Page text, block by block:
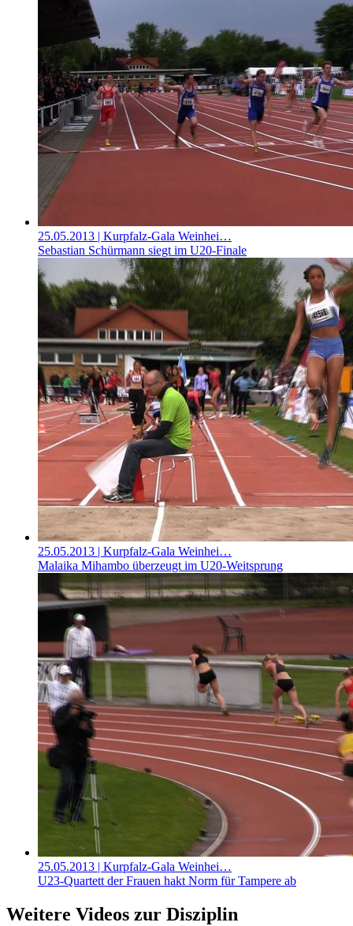
25.05.2013 | Kurpfalz-Gala Weinhei…
Sebastian Schürmann siegt im U20-Finale
25.05.2013 | Kurpfalz-Gala Weinhei…
Malaika Mihambo überzeugt im U20-Weitsprung
25.05.2013 | Kurpfalz-Gala Weinhei…
U23-Quartett der Frauen hakt Norm für Tampere ab
Weitere Videos zur Disziplin